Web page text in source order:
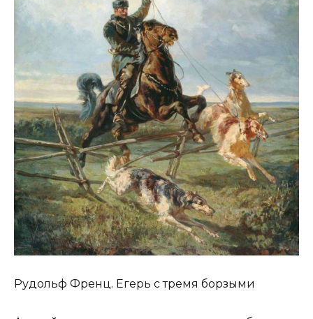
Рудольф Френц. Егерь с тремя борзыми